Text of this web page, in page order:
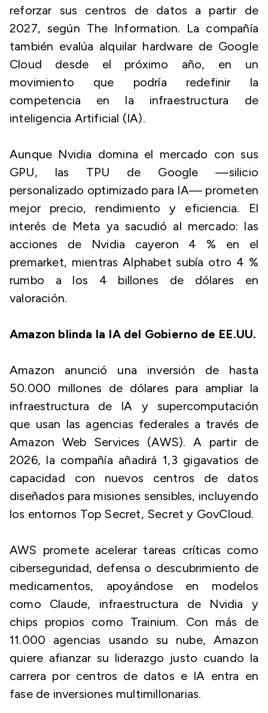
reforzar sus centros de datos a partir de
2027, según The Information. La compañía
también evalúa alquilar hardware de Google
Cloud desde el próximo año, en un
movimiento que podría redefinir la
competencia en la infraestructura de
inteligencia Artificial (IA).
Aunque Nvidia domina el mercado con sus
GPU, las TPU de Google —silicio
personalizado optimizado para IA— prometen
mejor precio, rendimiento y eficiencia. El
interés de Meta ya sacudió al mercado: las
acciones de Nvidia cayeron 4 % en el
premarket, mientras Alphabet subía otro 4 %
rumbo a los 4 billones de dólares en
valoración.
Amazon blinda la IA del Gobierno de EE.UU.
Amazon anunció una inversión de hasta
50.000 millones de dólares para ampliar la
infraestructura de IA y supercomputación
que usan las agencias federales a través de
Amazon Web Services (AWS). A partir de
2026, la compañía añadirá 1,3 gigavatios de
capacidad con nuevos centros de datos
diseñados para misiones sensibles, incluyendo
los entornos Top Secret, Secret y GovCloud.
AWS promete acelerar tareas críticas como
ciberseguridad, defensa o descubrimiento de
medicamentos, apoyándose en modelos
como Claude, infraestructura de Nvidia y
chips propios como Trainium. Con más de
11.000 agencias usando su nube, Amazon
quiere afianzar su liderazgo justo cuando la
carrera por centros de datos e IA entra en
fase de inversiones multimillonarias.